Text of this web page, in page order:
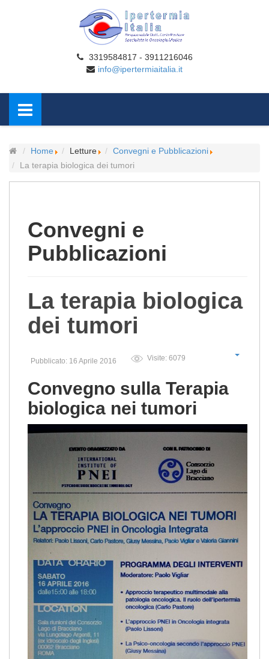
3319584817 - 3911216046
info@ipertermiaitalia.it
Home Letture
Convegni e Pubblicazioni
La terapia biologica dei tumori
Convegni e
Pubblicazioni
La terapia biologica
dei tumori
Pubblicato: 16 Aprile 2016 Visite: 6079
Convegno sulla Terapia
biologica nei tumori